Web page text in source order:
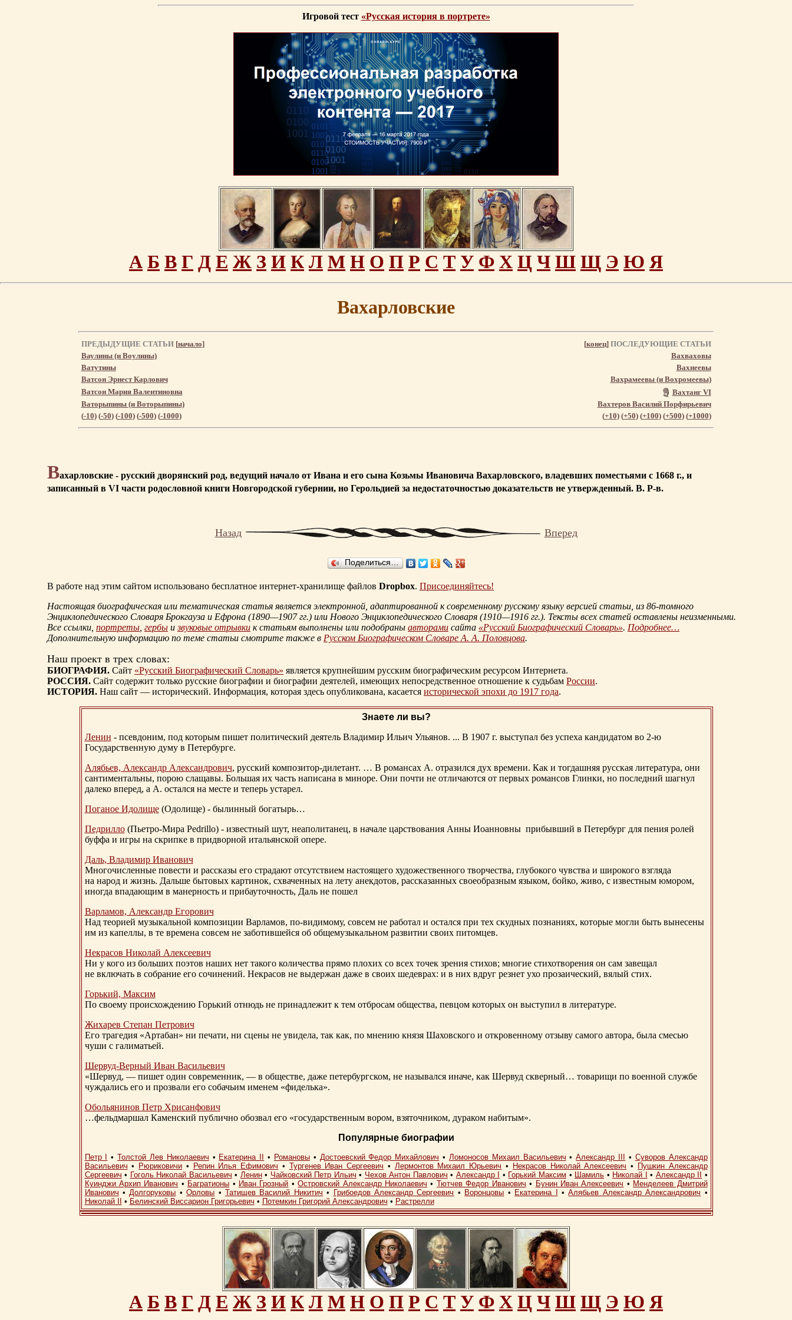
Игровой тест «Русская история в портрете»
А Б В Г Д Е Ж З И К Л М Н О П Р С Т У Ф Х Ц Ч Ш Щ Э Ю Я
Вахарловские
ПРЕДЫДУЩИЕ СТАТЬИ [начало] [конец]ПОСЛЕДУЮЩИЕ СТАТЬИ
Ваулины (и Воулины)
Вахваховы
Ватутины
Вахнеевы
Ватсон Эрнест Карлович
Вахрамеевы (и Вохромеевы)
Ватсон Мария Валентиновна
Вахтанг VI
Ваторыпины (и Воторыпины)
Вахтеров Василий Порфирьевич
(-10) (-50) (-100) (-500) (-1000) (+10) (+50) (+100) (+500) (+1000)
Вахарловские - русский дворянский род, ведущий начало от Ивана и его сына Козьмы Ивановича Вахарловского, владевших поместьями с 1668 г., и
записанный в VI части родословной книги Новгородской губернии, но Герольдией за недостаточностью доказательств не утвержденный. В. Р-в.
Назад Вперед
Поделиться…
В работе над этим сайтом использовано бесплатное интернет-хранилище файлов Dropbox. Присоединяйтесь!
Настоящая биографическая или тематическая статья является электронной, адаптированной к современному русскому языку версией статьи, из 86-томного
Энциклопедического Словаря Брокгауза и Ефрона (1890—1907 гг.) или Нового Энциклопедического Словаря (1910—1916 гг.). Тексты всех статей оставлены неизменными.
Все ссылки, портреты, гербы и звуковые отрывки к статьям выполнены или подобраны авторами сайта «Русский Биографический Словарь». Подробнее…
Дополнительную информацию по теме статьи смотрите также в Русском Биографическом Словаре А. А. Половцова.
Наш проект в трех словах:
БИОГРАФИЯ. Сайт «Русский Биографический Словарь» является крупнейшим русским биографическим ресурсом Интернета.
РОССИЯ. Сайт содержит только русские биографии и биографии деятелей, имеющих непосредственное отношение к судьбам России.
ИСТОРИЯ. Наш сайт — исторический. Информация, которая здесь опубликована, касается исторической эпохи до 1917 года.
Знаете ли вы?
Ленин - псевдоним, под которым пишет политический деятель Владимир Ильич Ульянов. ... В 1907 г. выступал без успеха кандидатом во 2-ю
Государственную думу в Петербурге.
Алябьев, Александр Александрович, русский композитор-дилетант. … В романсах А. отразился дух времени. Как и тогдашняя русская литература, они
сантиментальны, порою слащавы. Большая их часть написана в миноре. Они почти не отличаются от первых романсов Глинки, но последний шагнул
далеко вперед, а А. остался на месте и теперь устарел.
Поганое Идолище(Одолище) - былинный богатырь…
Педрилло(Пьетро-Мира Pedrillo) - известный шут, неаполитанец, в начале царствования Анны Иоанновны прибывший в Петербург для пения ролей
буффа и игры на скрипке в придворной итальянской опере.
Даль, Владимир Иванович
Многочисленные повести и рассказы его страдают отсутствием настоящего художественного творчества, глубокого чувства и широкого взгляда
на народ и жизнь. Дальше бытовых картинок, схваченных на лету анекдотов, рассказанных своеобразным языком, бойко, живо, с известным юмором,
иногда впадающим в манерность и прибауточность, Даль не пошел
Варламов, Александр Егорович
Над теорией музыкальной композиции Варламов, по-видимому, совсем не работал и остался при тех скудных познаниях, которые могли быть вынесены
им из капеллы, в те времена совсем не заботившейся об общемузыкальном развитии своих питомцев.
Некрасов Николай Алексеевич
Ни у кого из больших поэтов наших нет такого количества прямо плохих со всех точек зрения стихов; многие стихотворения он сам завещал
не включать в собрание его сочинений. Некрасов не выдержан даже в своих шедеврах: и в них вдруг резнет ухо прозаический, вялый стих.
Горький, Максим
По своему происхождению Горький отнюдь не принадлежит к тем отбросам общества, певцом которых он выступил в литературе.
Жихарев Степан Петрович
Его трагедия «Артабан» ни печати, ни сцены не увидела, так как, по мнению князя Шаховского и откровенному отзыву самого автора, была смесью
чуши с галиматьей.
Шервуд-Верный Иван Васильевич
«Шервуд, — пишет один современник, — в обществе, даже петербургском, не назывался иначе, как Шервуд скверный… товарищи по военной службе
чуждались его и прозвали его собачьим именем «фиделька».
Обольянинов Петр Хрисанфович
…фельдмаршал Каменский публично обозвал его «государственным вором, взяточником, дураком набитым».
Популярные биографии
Петр I •Толстой Лев Николаевич • Екатерина II • Романовы• Достоевский Федор Михайлович • Ломоносов Михаил Васильевич •Александр III • Суворов Александр
Васильевич • Рюриковичи • Репин Илья Ефимович • Тургенев Иван Сергеевич • Лермонтов Михаил Юрьевич • Некрасов Николай Алексеевич •
Пушкин Александр
Сергеевич • Гоголь Николай Васильевич • Ленин• Чайковский Петр Ильич • Чехов Антон Павлович • Александр I • Горький Максим • Шамиль • Николай I • Александр II
•
Куинджи Архип Иванович • Багратионы • Иван Грозный •Островский Александр Николаевич • Тютчев Федор Иванович • Бунин Иван Алексеевич • Менделеев Дмитрий
Иванович •Долгоруковы •Орловы • Татищев Василий Никитич • Грибоедов Александр Сергеевич • Воронцовы • Екатерина I •Алябьев Александр Александрович •
Николай II
• Белинский Виссарион Григорьевич • Потемкин Григорий Александрович • Растрелли
А Б В Г Д Е Ж З И К Л М Н О П Р С Т У Ф Х Ц Ч Ш Щ Э Ю Я